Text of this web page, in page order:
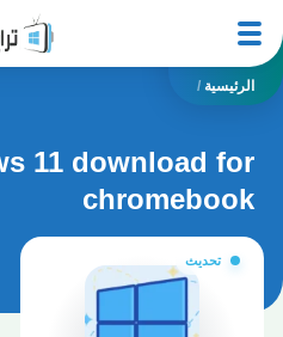
الرئيسية /
11 download for
chromebook
تحديث